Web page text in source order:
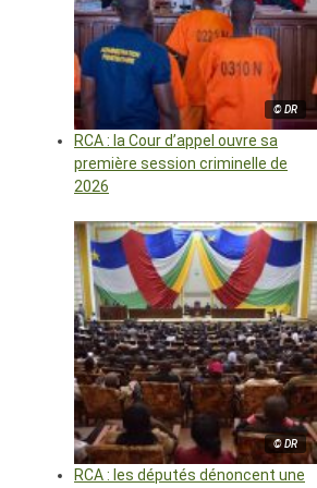
© DR
RCA : la Cour d’appel ouvre sa
première session criminelle de
2026
© DR
RCA : les députés dénoncent une